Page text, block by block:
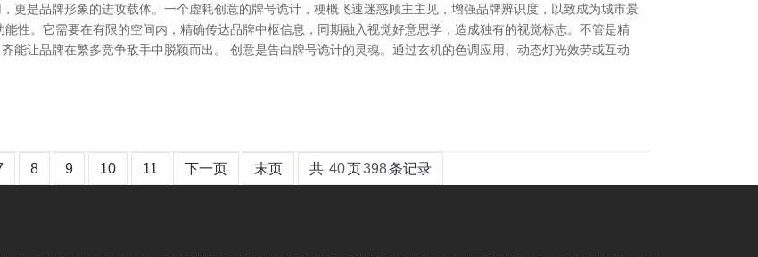
更是品牌形象的进攻载体。一个虚耗创意的牌号诡计，梗概飞速迷惑顾主主见，增强品牌辨识度，以致成为城市景
性。它需要在有限的空间内，精确传达品牌中枢信息，同期融入视觉好意思学，造成独有的视觉标志。不管是精
能让品牌在繁多竞争敌手中脱颖而出。 创意是告白牌号诡计的灵魂。通过玄机的色调应用、动态灯光效劳或互动
8 9 10 11 下一页 末页 共 40页398条记录